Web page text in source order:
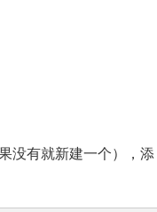
没有就新建一个），添